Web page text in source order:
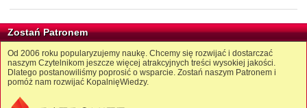
Zostań Patronem
Od 2006 roku popularyzujemy naukę. Chcemy się rozwijać i dostarczać
naszym Czytelnikom jeszcze więcej atrakcyjnych treści wysokiej jakości.
Dlatego postanowiliśmy poprosić o wsparcie. Zostań naszym Patronem i
pomóż nam rozwijać KopalnięWiedzy.